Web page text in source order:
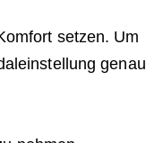
setzen. Um
genau